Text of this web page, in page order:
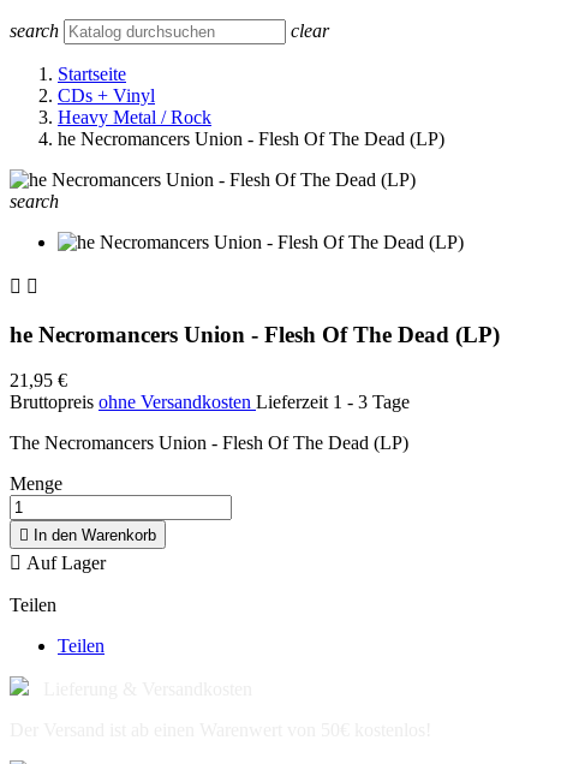
search clear
Startseite
CDs + Vinyl
Heavy Metal / Rock
he Necromancers Union - Flesh Of The Dead (LP)
search
 
he Necromancers Union - Flesh Of The Dead (LP)
21,95 €
Bruttopreis ohne Versandkosten Lieferzeit 1 - 3 Tage
The Necromancers Union - Flesh Of The Dead (LP)
Menge
 In den Warenkorb
 Auf Lager
Teilen
Teilen